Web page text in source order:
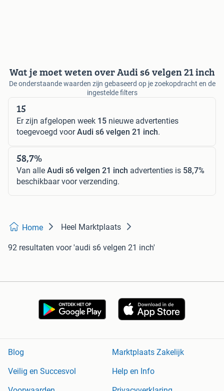
Wat je moet weten over Audi s6 velgen 21 inch
De onderstaande waarden zijn gebaseerd op je zoekopdracht en de
ingestelde filters
15
Er zijn afgelopen week 15 nieuwe advertenties
toegevoegd voorAudi s6 velgen 21 inch.
58,7%
Van alle Audi s6 velgen 21 inch advertenties is 58,7%
beschikbaar voor verzending.
Home Heel Marktplaats
92 resultaten voor 'audi s6 velgen 21 inch'
Blog
Marktplaats Zakelijk
Veilig en Succesvol
Help en Info